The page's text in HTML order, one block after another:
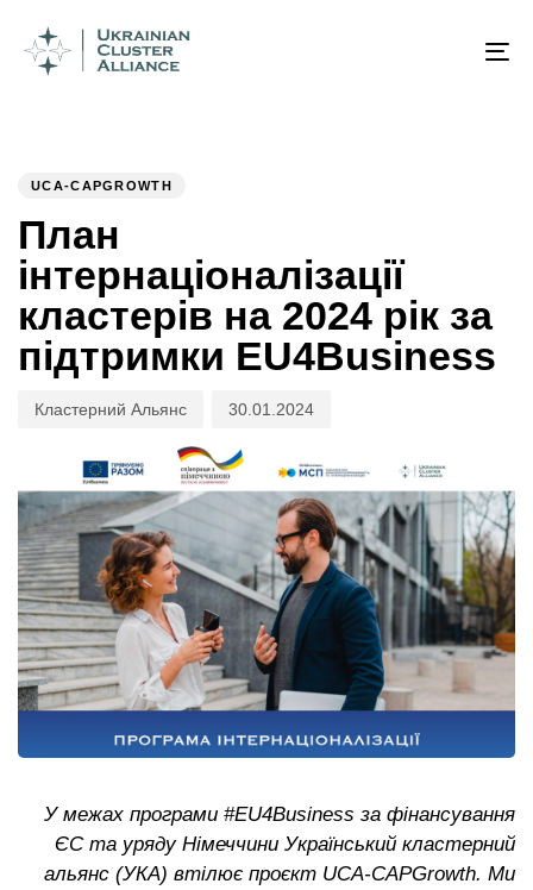
IN:
UCA-CAPGROWTH
План
інтернаціоналізації
кластерів на 2024 рік за
підтримки EU4Business
Кластерний Альянс
on:
30.01.2024
У межах програми #EU4Business за фінансування
ЄС та уряду Німеччини Український кластерний
альянс (УКА) втілює проєкт UCA-CAPGrowth. Ми